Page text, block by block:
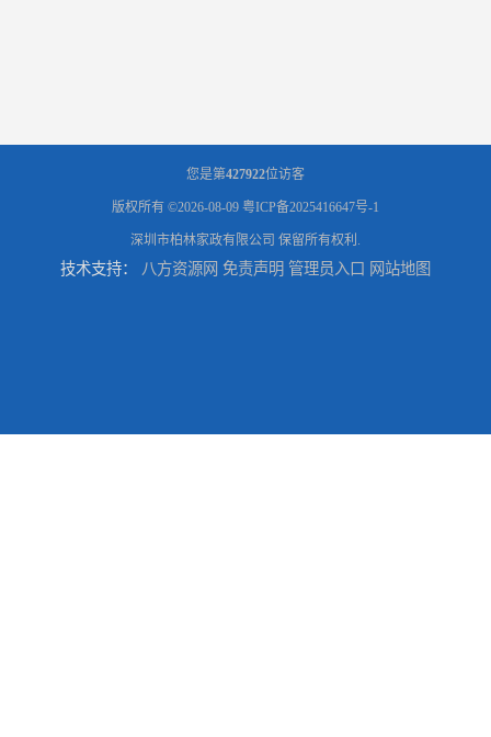
您是第427922位访客
版权所有 ©2026-08-09 粤ICP备2025416647号-1
深圳市柏林家政有限公司 保留所有权利.
技术支持： 八方资源网 免责声明 管理员入口 网站地图